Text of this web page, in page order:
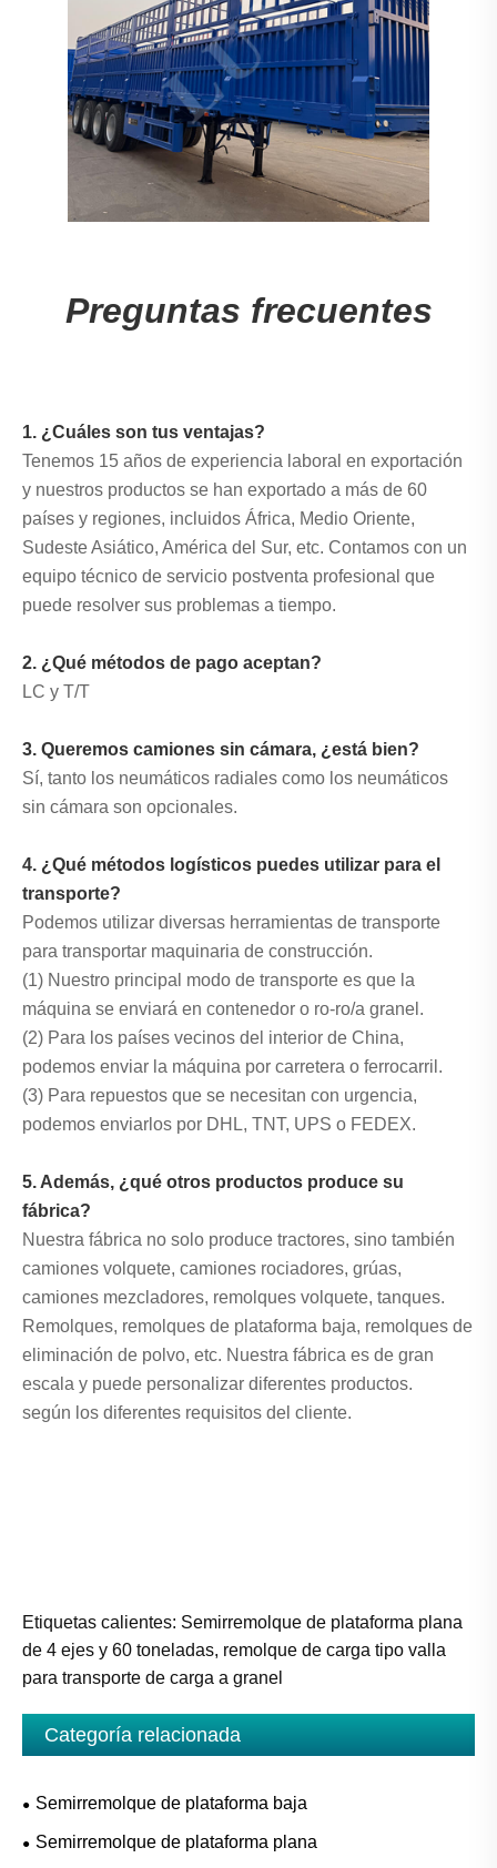
Preguntas frecuentes
1. ¿Cuáles son tus ventajas?
Tenemos 15 años de experiencia laboral en exportación
y nuestros productos se han exportado a más de 60
países y regiones, incluidos África, Medio Oriente,
Sudeste Asiático, América del Sur, etc. Contamos con un
equipo técnico de servicio postventa profesional que
puede resolver sus problemas a tiempo.
2. ¿Qué métodos de pago aceptan?
LC y T/T
3. Queremos camiones sin cámara, ¿está bien?
Sí, tanto los neumáticos radiales como los neumáticos
sin cámara son opcionales.
4. ¿Qué métodos logísticos puedes utilizar para el
transporte?
Podemos utilizar diversas herramientas de transporte
para transportar maquinaria de construcción.
(1) Nuestro principal modo de transporte es que la
máquina se enviará en contenedor o ro-ro/a granel.
(2) Para los países vecinos del interior de China,
podemos enviar la máquina por carretera o ferrocarril.
(3) Para repuestos que se necesitan con urgencia,
podemos enviarlos por DHL, TNT, UPS o FEDEX.
5. Además, ¿qué otros productos produce su
fábrica?
Nuestra fábrica no solo produce tractores, sino también
camiones volquete, camiones rociadores, grúas,
camiones mezcladores, remolques volquete, tanques.
Remolques, remolques de plataforma baja, remolques de
eliminación de polvo, etc. Nuestra fábrica es de gran
escala y puede personalizar diferentes productos.
según los diferentes requisitos del cliente.
Etiquetas calientes: Semirremolque de plataforma plana
de 4 ejes y 60 toneladas, remolque de carga tipo valla
para transporte de carga a granel
Categoría relacionada
Semirremolque de plataforma baja
Semirremolque de plataforma plana